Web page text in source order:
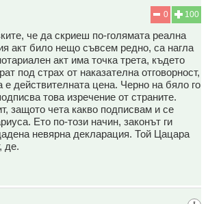
100
0
че да скриеш по-голямата реална
акт било нещо съвсем редно, са нагла
акт има точка трета, където
под страх от наказателна отговорност,
е действителната цена. Черно на бяло го
това изречение от страните.
защото чета какво подписвам и се
Ето по-този начин, законът ги
невярна декларация. Той Цацара
де.